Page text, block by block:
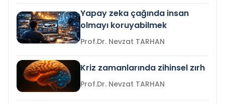
Yapay zeka çağında insan
olmayı koruyabilmek
Prof.Dr. Nevzat TARHAN
Kriz zamanlarında zihinsel zırh
Prof.Dr. Nevzat TARHAN